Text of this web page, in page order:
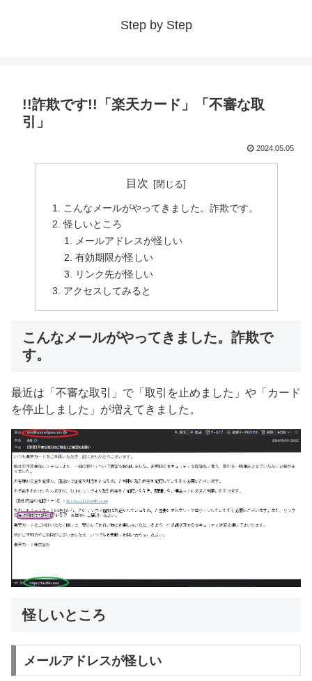
Step by Step
!!詐欺です!!「楽天カード」「不審な取
引」
2024.05.05
目次
こんなメールがやってきました。詐欺です。
怪しいところ
メールアドレスが怪しい
有効期限が怪しい
リンク先が怪しい
アクセスしてみると
こんなメールがやってきました。詐欺で
す。
最近は「不審な取引」で「取引を止めました」や「カード
を停止しました」が増えてきました。
怪しいところ
メールアドレスが怪しい